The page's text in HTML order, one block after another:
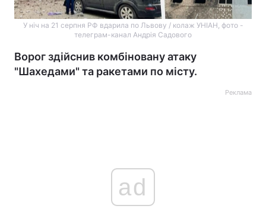
У ніч на 21 серпня РФ вдарила по Львову / колаж УНІАН, фото -
телеграм-канал Андрія Садового
Ворог здійснив комбіновану атаку
"Шахедами" та ракетами по місту.
Реклама
ad